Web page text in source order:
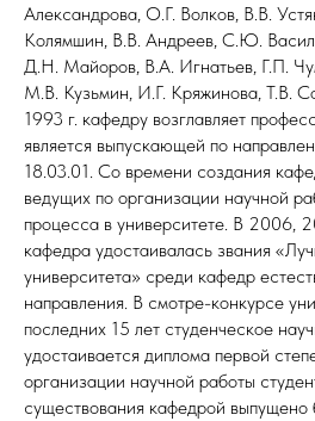
Александрова, О.Г. Волков, В.В.
Колямшин, В.В. Андреев, С.Ю.
Д.Н. Майоров, В.А. Игнатьев, Г.П.
М.В. Кузьмин, И.Г. Кряжинова, Т.В.
1993 г. кафедру возглавляет
является выпускающей по
18.03.01. Со времени создания
ведущих по организации научной
процесса в университете. В 2006,
кафедра удостаивалась звания
университета» среди кафедр
направления. В смотре-конкурсе
последних 15 лет студенческое
удостаивается диплома первой
организации научной работы
существования кафедрой выпущено